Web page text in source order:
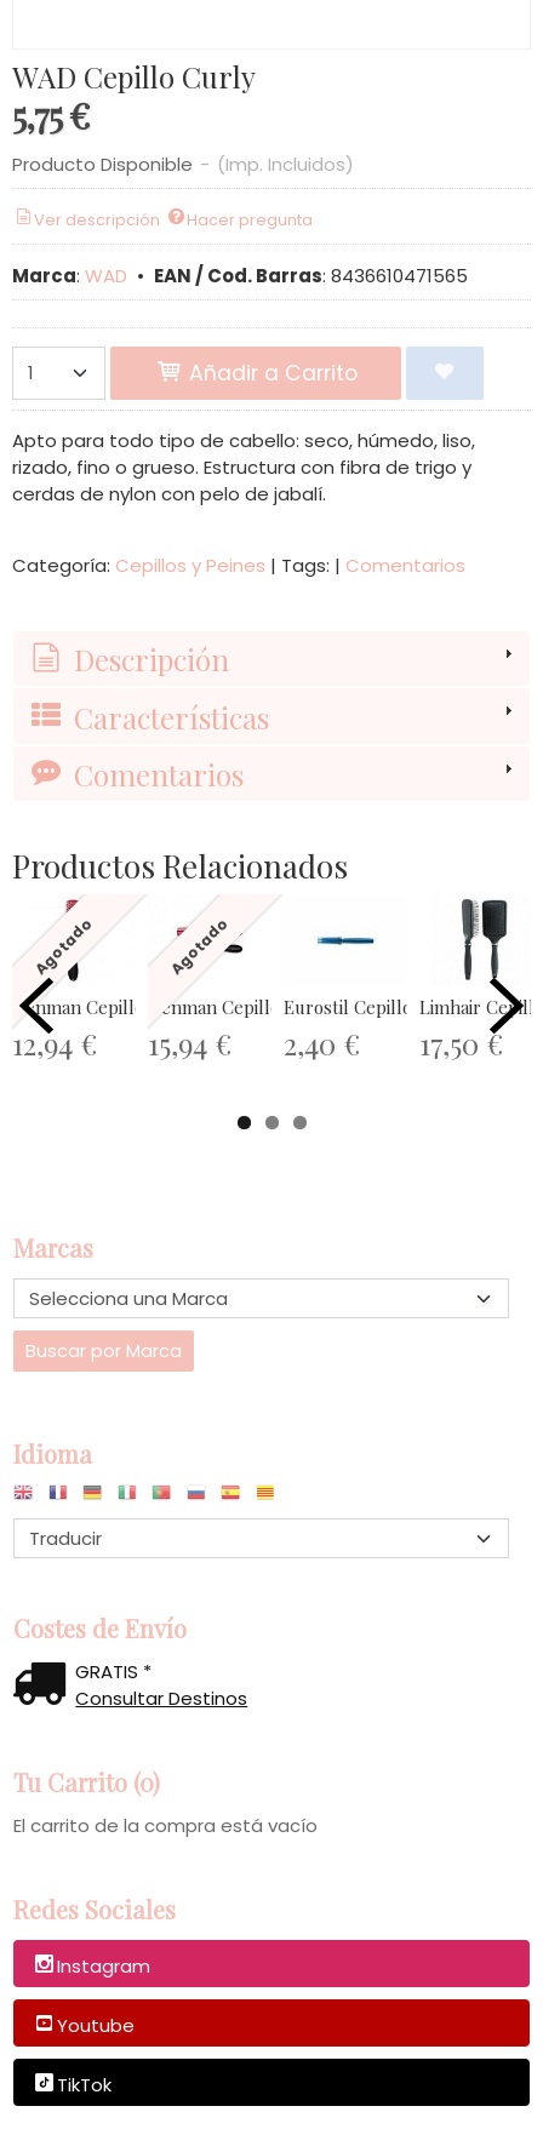
Marcas
Idioma
Costes de Envío
GRATIS *
Consultar Destinos
Tu Carrito (0)
El carrito de la compra está vacío
Redes Sociales
Instagram
Youtube
TikTok
WAD Cepillo Curly
5,75 €
Producto Disponible - (Imp. Incluidos)
Ver descripción Hacer pregunta
Marca: WAD • EAN / Cod. Barras: 8436610471565
Añadir a Carrito
Apto para todo tipo de cabello: seco, húmedo, liso,
rizado, fino o grueso. Estructura con fibra de trigo y
cerdas de nylon con pelo de jabalí.
Categoría: Cepillos y Peines | Tags: | Comentarios
Descripción
Características
Comentarios
Productos Relacionados
Agotado
Denman Cepillo D3 (7 hileras)
12,94 €
Agotado
Denman Cepillo D4 (9 hileras)
15,94 €
Eurostil Cepillo Plastico
2,40 €
Limhair
17,50 €